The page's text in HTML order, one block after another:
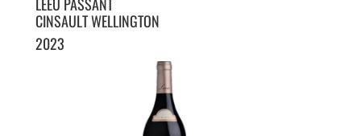
CINSAULT WELLINGTON
2023